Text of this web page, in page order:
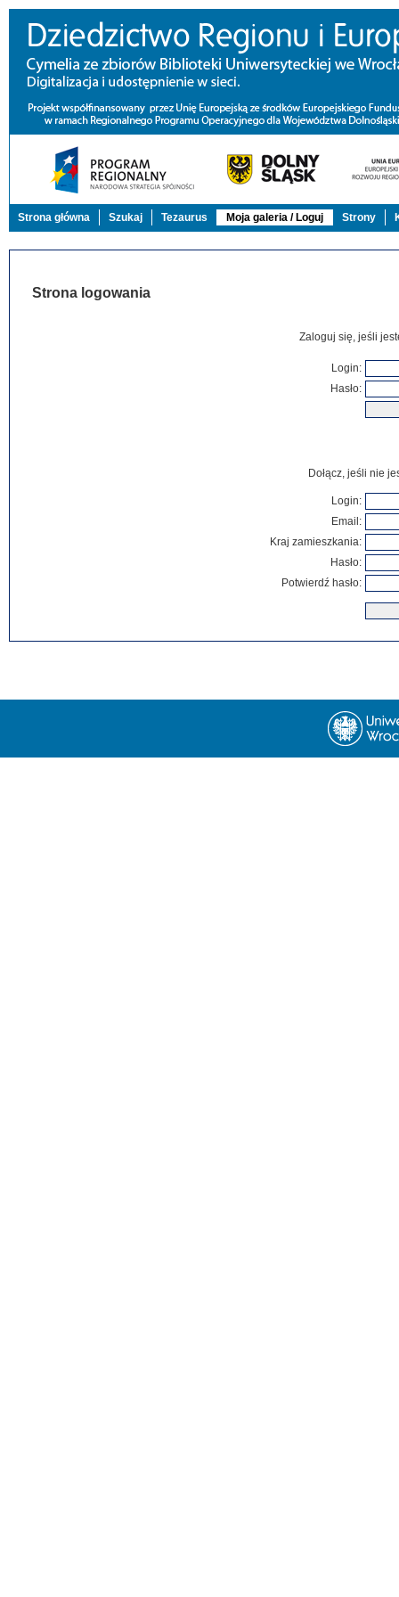
Strona główna Szukaj Tezaurus Moja galeria / Loguj Strony
Strona logowania
Zaloguj się, jeśli
Login:
Hasło:
Dołącz, jeśli nie
Login:
Email:
Kraj zamieszkania:
Hasło:
Potwierdź hasło: